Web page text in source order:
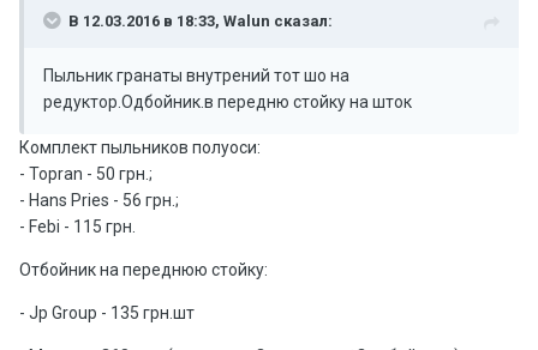
В 12.03.2016 в 18:33, Walun сказал:
Пыльник гранаты внутрений тот шо на
редуктор.Одбойник.в передню стойку на шток
Комплект пыльников полуоси:
- Topran - 50 грн.;
- Hans Pries - 56 грн.;
- Febi - 115 грн.
Отбойник на переднюю стойку:
- Jp Group - 135 грн.шт